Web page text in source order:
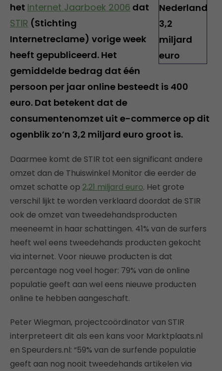
het Internet Jaarboek 2006 dat
STIR (Stichting
Internetreclame) vorige week
heeft gepubliceerd. Het
gemiddelde bedrag dat één
persoon per jaar online besteedt is 400
euro. Dat betekent dat de
consumentenomzet uit e-commerce op dit
ogenblik zo’n 3,2 miljard euro groot is.
Daarmee komt de STIR tot een significant andere
omzet dan de Thuiswinkel Monitor die eerder de
omzet schatte op 2,21 miljard euro. Het grote
verschil lijkt te worden verklaard doordat de STIR
ook de omzet van tweedehandsproducten
meeneemt in haar schattingen. 41% van de surfers
heeft wel eens tweedehands producten gekocht
via internet. Voor nieuwe producten is dat
percentage nog veel hoger: 79% van de online
populatie geeft aan wel eens nieuwe producten
online te hebben aangeschaft.
Peter Wiegman, projectcoördinator van STIR
interpreteert dit als een kans voor Marktplaats.nl
en Speurders.nl: “59% van de surfende populatie
geeft aan nog nooit tweedehands artikelen via